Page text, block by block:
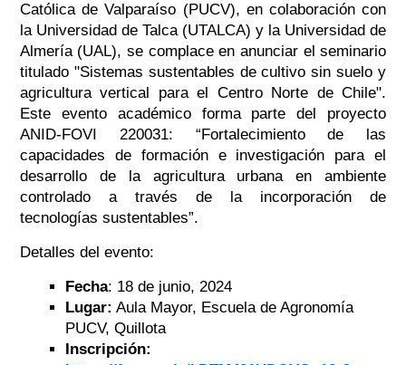
Católica de Valparaíso (PUCV), en colaboración con
la Universidad de Talca (UTALCA) y la Universidad de
Almería (UAL), se complace en anunciar el seminario
titulado "Sistemas sustentables de cultivo sin suelo y
agricultura vertical para el Centro Norte de Chile".
Este evento académico forma parte del proyecto
ANID-FOVI 220031: “Fortalecimiento de las
capacidades de formación e investigación para el
desarrollo de la agricultura urbana en ambiente
controlado a través de la incorporación de
tecnologías sustentables”.
Detalles del evento:
Fecha: 18 de junio, 2024
Lugar: Aula Mayor, Escuela de Agronomía
PUCV, Quillota
Inscripción: